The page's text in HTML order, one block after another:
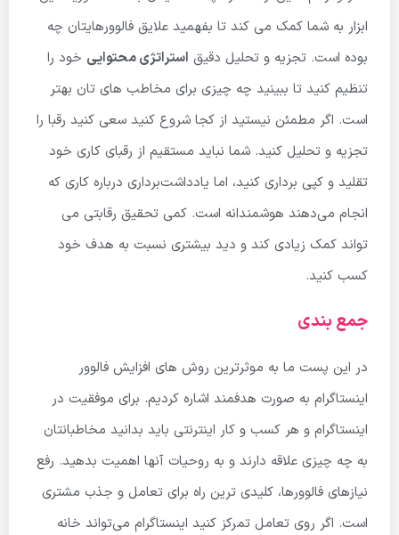
ابزار به شما کمک می کند تا بفهمید علایق فالوورهایتان چه
بوده است. تجزیه و تحلیل دقیق استراتژی محتوایی خود را
تنظیم کنید تا ببینید چه چیزی برای مخاطب های تان بهتر
است. اگر مطمئن نیستید از کجا شروع کنید سعی کنید رقبا را
تجزیه و تحلیل کنید. شما نباید مستقیم از رقبای کاری خود
تقلید و کپی برداری کنید، اما یادداشت‌برداری درباره کاری که
انجام می‌دهند هوشمندانه است. کمی تحقیق رقابتی می
تواند کمک زیادی کند و دید بیشتری نسبت به هدف خود
کسب کنید.
جمع بندی
در این پست ما به موثرترین روش های افزایش فالوور
اینستاگرام به صورت هدفمند اشاره کردیم. برای موفقیت در
اینستاگرام و هر کسب و کار اینترنتی باید بدانید مخاطبانتان
به چه چیزی علاقه دارند و به روحیات آنها اهمیت بدهید. رفع
نیازهای فالوورها، کلیدی ترین راه برای تعامل و جذب مشتری
است. اگر روی تعامل تمرکز کنید اینستاگرام می‌تواند خانه